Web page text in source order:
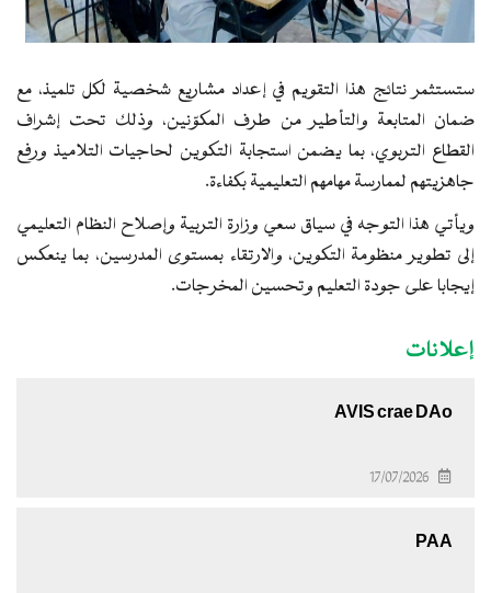
إعلانات
AVIS crae DAo
17/07/2026
PAA
ستستثمر نتائج هذا التقويم في إعداد مشاريع شخصية لكل تلميذ، مع
ضمان المتابعة والتأطير من طرف المكوّنين، وذلك تحت إشراف
القطاع التربوي، بما يضمن استجابة التكوين لحاجيات التلاميذ ورفع
جاهزيتهم لممارسة مهامهم التعليمية بكفاءة.
ويأتي هذا التوجه في سياق سعي وزارة التربية وإصلاح النظام التعليمي
إلى تطوير منظومة التكوين، والارتقاء بمستوى المدرسين، بما ينعكس
إيجابا على جودة التعليم وتحسين المخرجات.